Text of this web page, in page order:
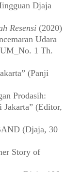
Djaja
Resensi (2020)
Udara
1 Th.
(Panji
Prodasih:
Jakarta” (Editor,
(Djaja, 30
Story of